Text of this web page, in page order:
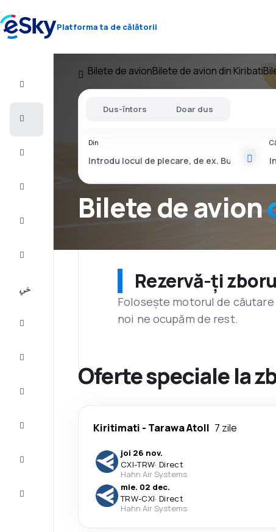
Platforma ta de călătorii
Bilete de avionBilete de avion din Kiribati
Bilete de avion
Dus-întors Doar dus
Din
Rezervă-ți
Folosește motorul de căutare
noi ne ocupăm de rest.
Oferte speciale la
Kiritimati - Tarawa Atoll 7 zile
joi 26 nov.
CXI-TRW· Direct
Hahn Air Systems
mie. 02 dec.
TRW-CXI· Direct
Hahn Air Systems